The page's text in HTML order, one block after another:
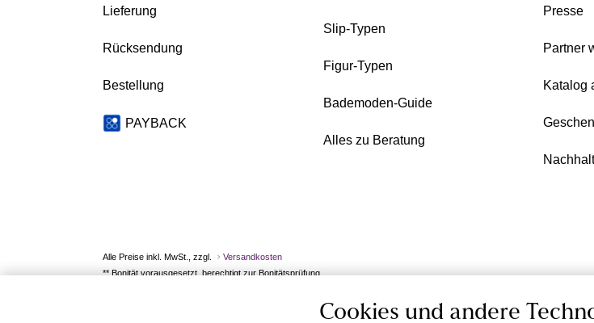
Lieferung
Rücksendung
Bestellung
PAYBACK
Slip-Typen
Figur-Typen
Bademoden-Guide
Alles zu Beratung
Presse
Partner
Katalog
Alle Preise inkl. MwSt., zzgl.
Versandkosten
** Bonität vorausgesetzt, berechtigt zur Bonitätsprüfung
Cookies und andere